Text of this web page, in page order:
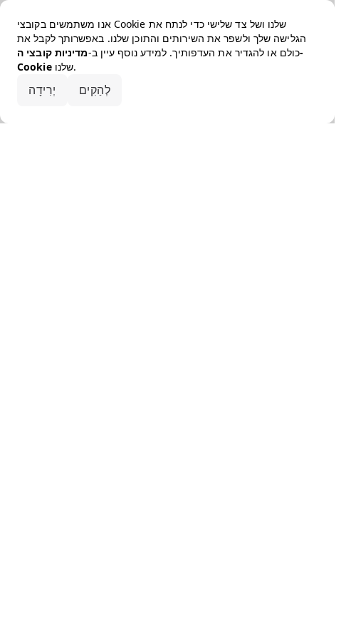
אנו משתמשים בקובצי Cookie שלנו ושל צד שלישי כדי לנתח את
הגלישה שלך ולשפר את השירותים והתוכן שלנו. באפשרותך לקבל את
כולם או להגדיר את העדפותיך. למידע נוסף עיין ב-מדיניות קובצי ה-
Cookie
שלנו.
יְרִידָה לְהַקִים